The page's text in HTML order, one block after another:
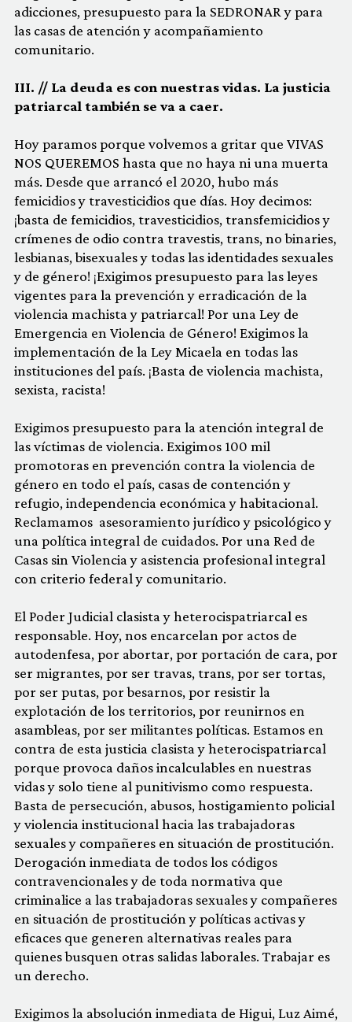
adicciones, presupuesto para la SEDRONAR y para
las casas de atención y acompañamiento
comunitario.
III. // La deuda es con nuestras vidas. La justicia
patriarcal también se va a caer.
Hoy paramos porque volvemos a gritar que VIVAS
NOS QUEREMOS hasta que no haya ni una muerta
más. Desde que arrancó el 2020, hubo más
femicidios y travesticidios que días. Hoy decimos:
¡basta de femicidios, travesticidios, transfemicidios y
crímenes de odio contra travestis, trans, no binaries,
lesbianas, bisexuales y todas las identidades sexuales
y de género! ¡Exigimos presupuesto para las leyes
vigentes para la prevención y erradicación de la
violencia machista y patriarcal! Por una Ley de
Emergencia en Violencia de Género! Exigimos la
implementación de la Ley Micaela en todas las
instituciones del país. ¡Basta de violencia machista,
sexista, racista!
Exigimos presupuesto para la atención integral de
las víctimas de violencia. Exigimos 100 mil
promotoras en prevención contra la violencia de
género en todo el país, casas de contención y
refugio, independencia económica y habitacional.
Reclamamos asesoramiento jurídico y psicológico y
una política integral de cuidados. Por una Red de
Casas sin Violencia y asistencia profesional integral
con criterio federal y comunitario.
El Poder Judicial clasista y heterocispatriarcal es
responsable. Hoy, nos encarcelan por actos de
autodenfesa, por abortar, por portación de cara, por
ser migrantes, por ser travas, trans, por ser tortas,
por ser putas, por besarnos, por resistir la
explotación de los territorios, por reunirnos en
asambleas, por ser militantes políticas. Estamos en
contra de esta justicia clasista y heterocispatriarcal
porque provoca daños incalculables en nuestras
vidas y solo tiene al punitivismo como respuesta.
Basta de persecución, abusos, hostigamiento policial
y violencia institucional hacia las trabajadoras
sexuales y compañeres en situación de prostitución.
Derogación inmediata de todos los códigos
contravencionales y de toda normativa que
criminalice a las trabajadoras sexuales y compañeres
en situación de prostitución y políticas activas y
eficaces que generen alternativas reales para
quienes busquen otras salidas laborales. Trabajar es
un derecho.
Exigimos la absolución inmediata de Higui, Luz Aimé,